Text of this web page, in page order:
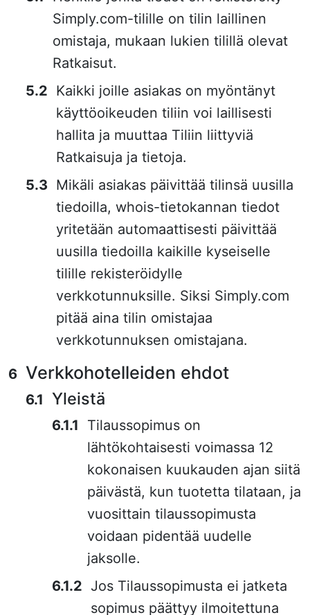
Simply.com-tilille on tilin laillinen
omistaja, mukaan lukien tilillä olevat
Ratkaisut.
Kaikki joille asiakas on myöntänyt
käyttöoikeuden tiliin voi laillisesti
hallita ja muuttaa Tiliin liittyviä
Ratkaisuja ja tietoja.
Mikäli asiakas päivittää tilinsä uusilla
tiedoilla, whois-tietokannan tiedot
yritetään automaattisesti päivittää
uusilla tiedoilla kaikille kyseiselle
tilille rekisteröidylle
verkkotunnuksille. Siksi Simply.com
pitää aina tilin omistajaa
verkkotunnuksen omistajana.
Verkkohotelleiden ehdot
Yleistä
Tilaussopimus on
lähtökohtaisesti voimassa 12
kokonaisen kuukauden ajan siitä
päivästä, kun tuotetta tilataan, ja
vuosittain tilaussopimusta
voidaan pidentää uudelle
jaksolle.
Jos Tilaussopimusta ei jatketa
sopimus päättyy ilmoitettuna